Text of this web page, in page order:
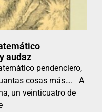
audaz
pendenciero,
cosas más…. A
un veinticuatro de